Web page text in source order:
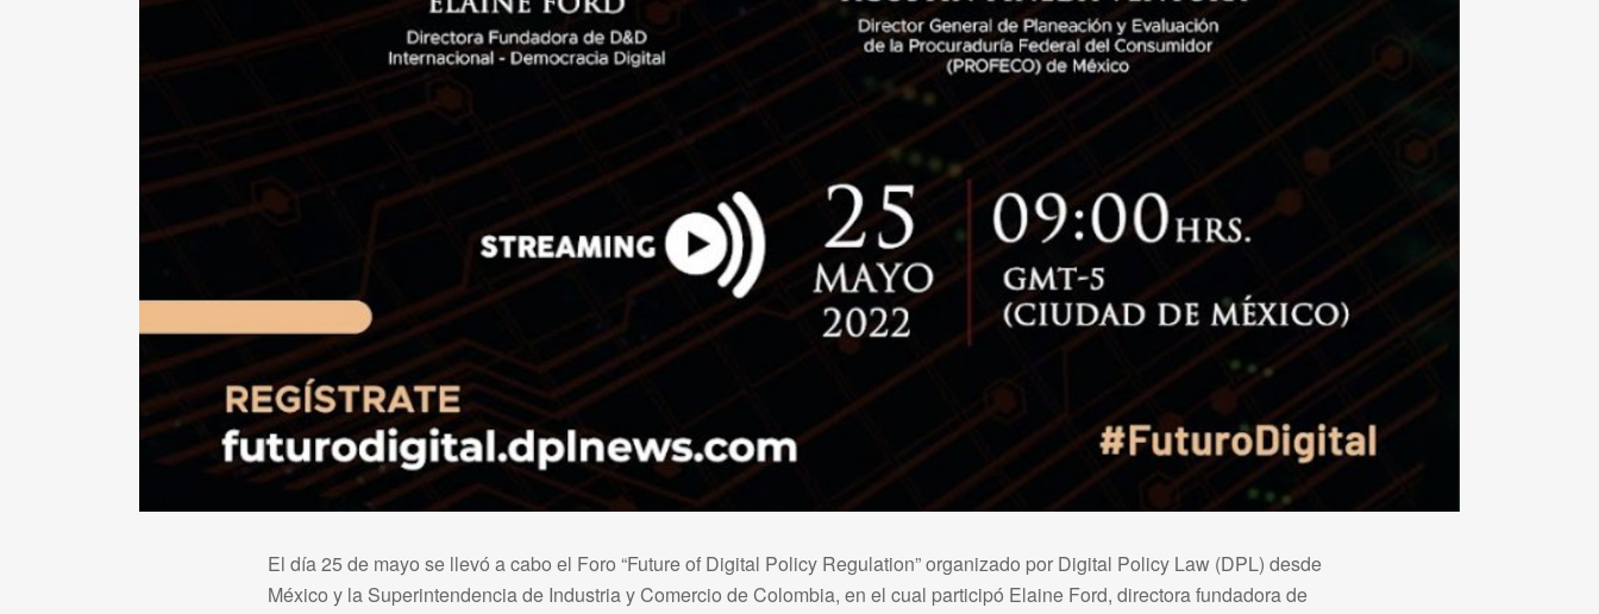
El día 25 de mayo se llevó a cabo el Foro “Future of Digital Policy Regulation” organizado por Digital Policy Law (DPL) desde
México y la Superintendencia de Industria y Comercio de Colombia, en el cual participó Elaine Ford, directora fundadora de